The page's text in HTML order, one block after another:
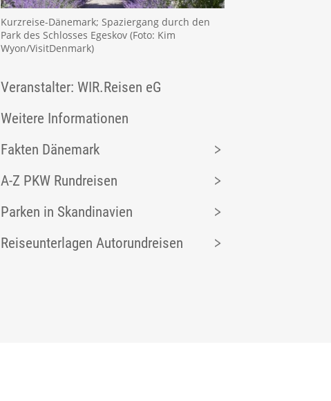
Kurzreise-Dänemark; Spaziergang durch den
Park des Schlosses Egeskov (Foto: Kim
Wyon/VisitDenmark)
Veranstalter: WIR.Reisen eG
Weitere Informationen
Fakten Dänemark
A-Z PKW Rundreisen
Parken in Skandinavien
Reiseunterlagen Autorundreisen